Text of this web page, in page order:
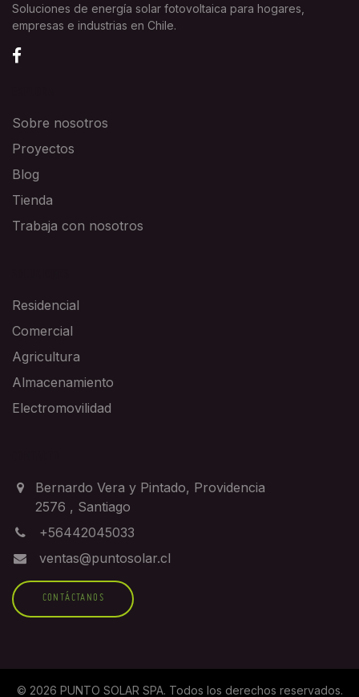
Soluciones de energía solar fotovoltaica para hogares,
empresas e industrias en Chile.
Sobre nosotros
Proyectos
Blog
Tienda
Trabaja con nosotros
Residencial
Comercial
Agricultura
Almacenamiento
Electromovilidad
Bernardo Vera y Pintado, Providencia
2576 , Santiago
+56442045033
ventas@puntosolar.cl
CONTÁCTANOS
© 2026 PUNTO SOLAR SPA. Todos los derechos reservados.